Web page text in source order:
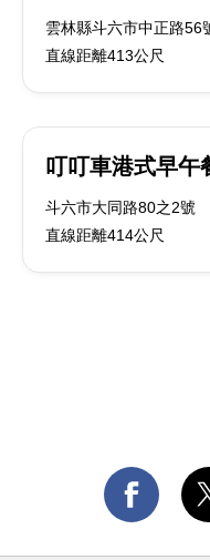
雲林縣斗六市中正路56
直線距離413公尺
叮叮車港式早午
斗六市大同路80之2號
直線距離414公尺